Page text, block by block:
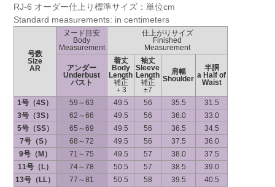
RJ-6 オーダー仕上り標準サイズ：単位cm
Standard measurements: in centimeters
号数
Size
AR
ヌード目安
Body
Measurement
仕上がりサイズ
Finished
Measurement
アンダー
Underbust
バスト
着丈
Body
Length
補正
＋3
袖丈
Sleeve
Length
補正
±7
肩幅
Shoulder
半胴
a Half of
Waist
1号（4S） 59～63 49.5 56 35.5
31.5
3号（3S）
62～66 49.5 56 36.0
33.0
5号（SS）
65～69 49.5 56 36.5
34.5
7号（S）
68～72 49.5 56 37.5
36.0
9号（M）
71～75 49.5 57 38.0
37.5
11号（L）
74～78 50.5 57 38.5
39.0
13号（LL）
77～81 50.5 58 39.5
40.5